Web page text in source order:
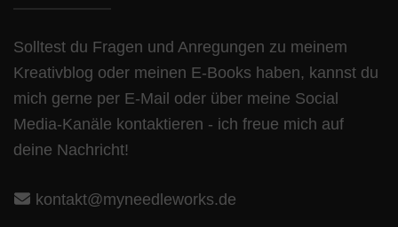
Solltest du Fragen und Anregungen zu meinem
Kreativblog oder meinen E-Books haben, kannst du
mich gerne per E-Mail oder über meine Social
Media-Kanäle kontaktieren - ich freue mich auf
deine Nachricht!
kontakt@myneedleworks.de